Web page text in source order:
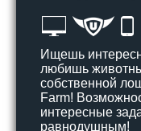
Ищешь
любишь
собственной
Farm!
интересные
равнодушным!